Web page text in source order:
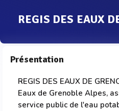
REGIS DES EAUX
Présentation
REGIS DES EAUX DE
Eaux de Grenoble Alpes,
service public de l'eau